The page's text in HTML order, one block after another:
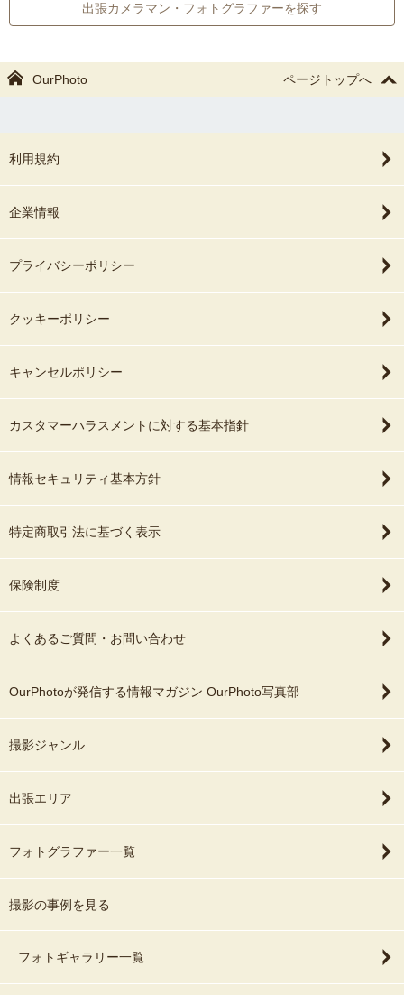
出張カメラマン・フォトグラファーを探す
OurPhoto ページトップへ
利用規約
企業情報
プライバシーポリシー
クッキーポリシー
キャンセルポリシー
カスタマーハラスメントに対する基本指針
情報セキュリティ基本方針
特定商取引法に基づく表示
保険制度
よくあるご質問・お問い合わせ
OurPhotoが発信する情報マガジン OurPhoto写真部
撮影ジャンル
出張エリア
フォトグラファー一覧
撮影の事例を見る
フォトギャラリー一覧